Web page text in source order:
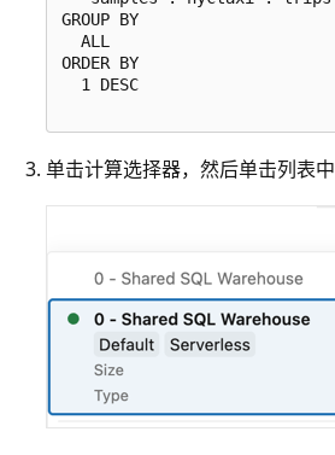
GROUP BY
  ALL
ORDER BY
  1 DESC
单击计算选择器，然后单击列表